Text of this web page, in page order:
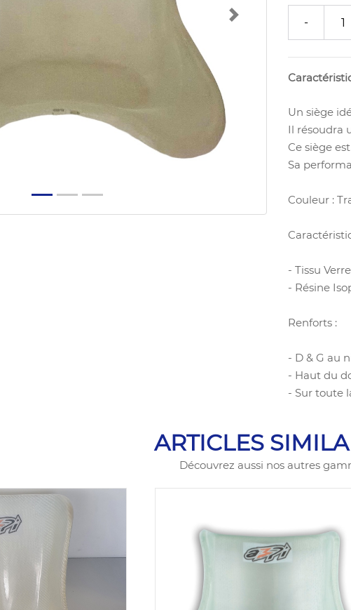
Next
Un siège
Il résoudra
Ce siège
Sa
Couleur :
- Tissu
- Résine
Renforts :
- D & G au
- Haut du
- Sur toute
ARTICLES
Découvrez aussi nos autres